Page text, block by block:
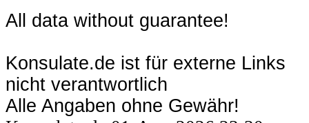
All data without guarantee!
Konsulate.de ist für externe Links
nicht verantwortlich
Alle Angaben ohne Gewähr!